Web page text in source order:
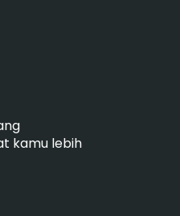
kamu lebih